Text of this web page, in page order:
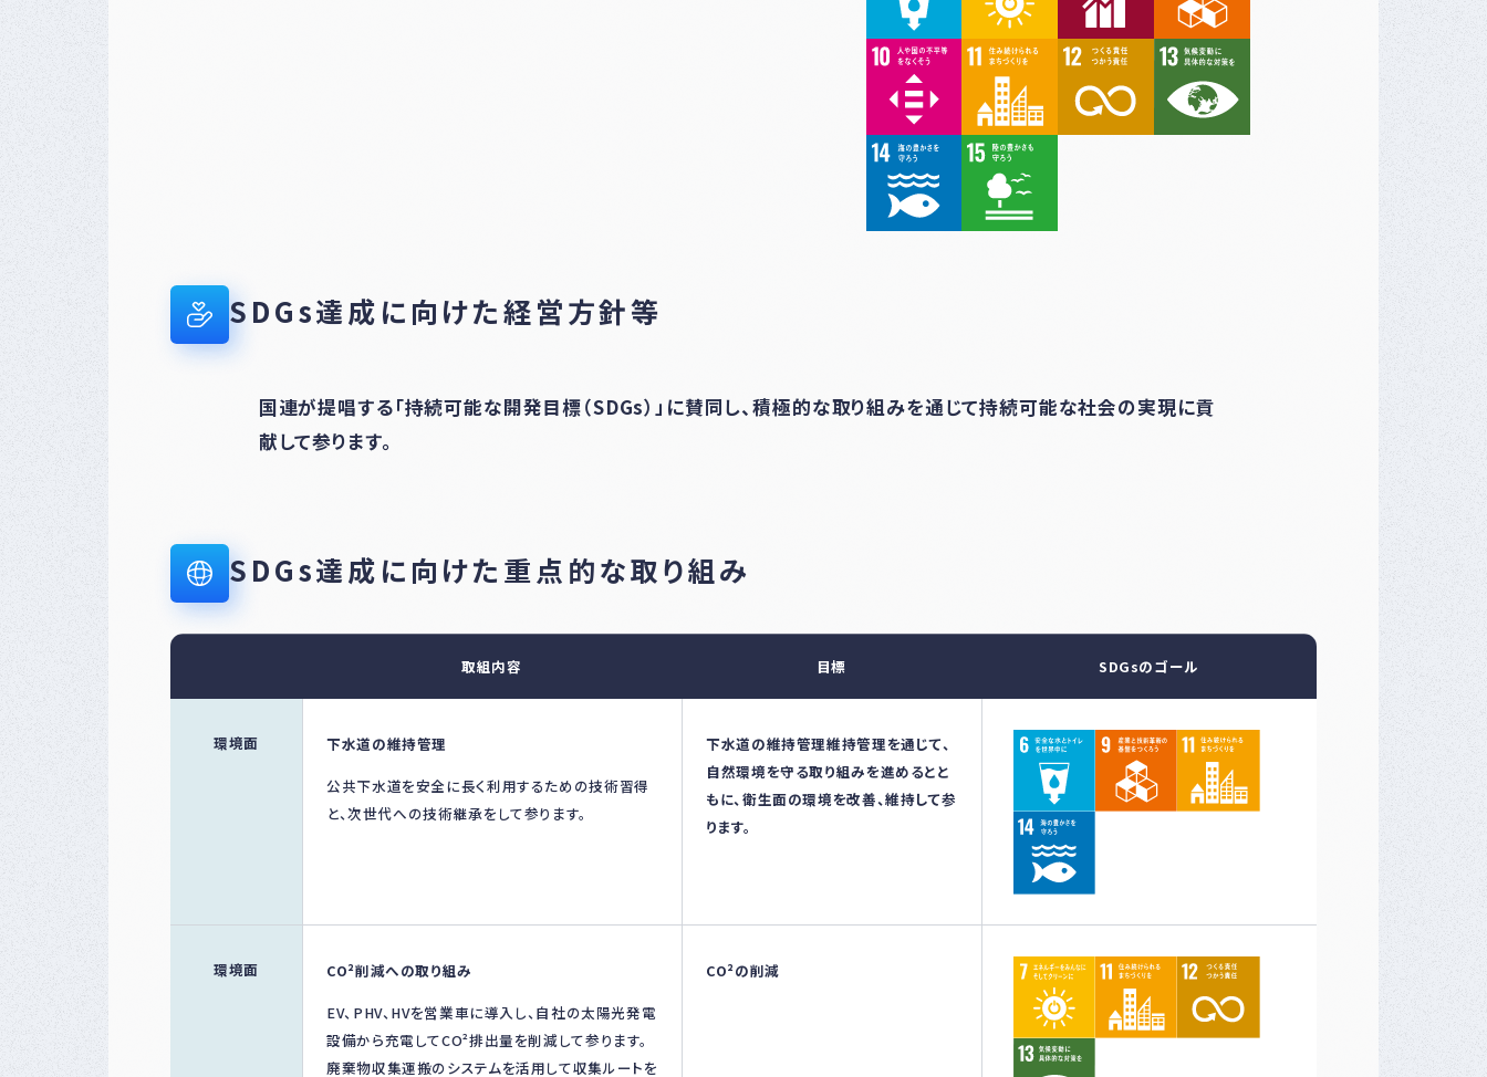
SDGs達成に向けた経営方針等
国連が提唱する「持続可能な開発目標（SDGs）」に賛同し、積極的な取り組みを通じて持続可能な社会の実現に貢
献して参ります。
SDGs達成に向けた重点的な取り組み
取組内容 目標 SDGsのゴール
環境面
下水道の維持管理
公共下水道を安全に長く利用するための技術習得
と、次世代への技術継承をして参ります。
下水道の維持管理維持管理を通じて、
自然環境を守る取り組みを進めるとと
もに、衛生面の環境を改善、維持して参
ります。
環境面
CO²削減への取り組み
EV、PHV、HVを営業車に導入し、自社の太陽光発電
設備から充電してCO²排出量を削減して参ります。
廃棄物収集運搬のシステムを活用して収集ルートを
CO²の削減